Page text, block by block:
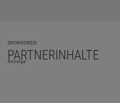
SPONSORED
PARTNERINHALTE
Anzeige